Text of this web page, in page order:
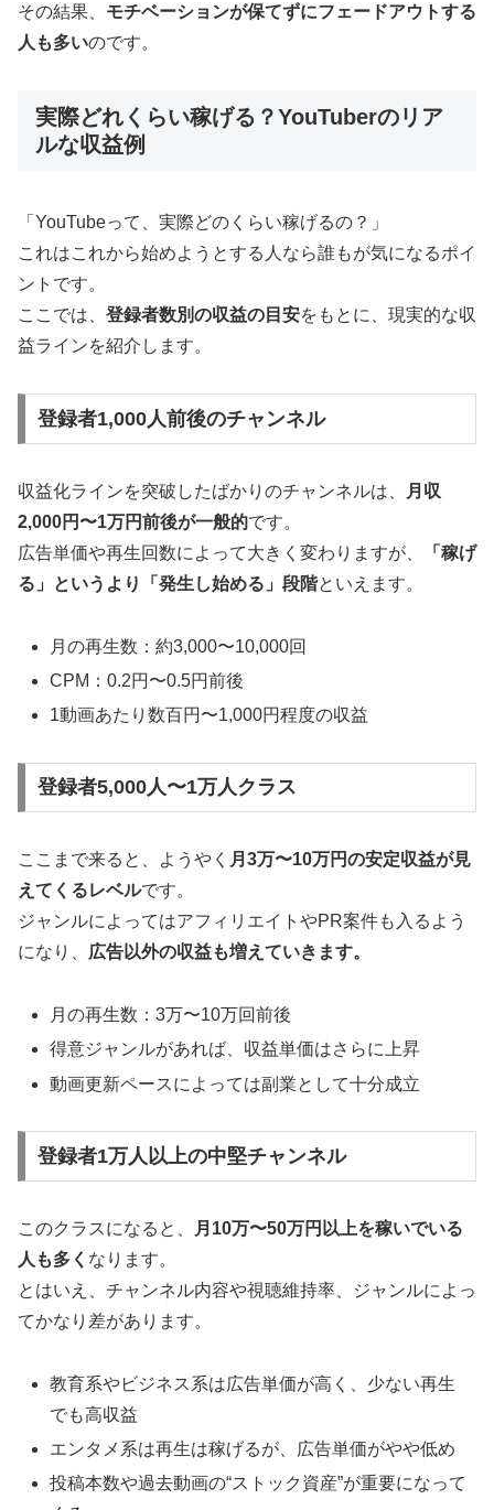
その結果、 モチベーションが保てずにフェードアウトする
人も多いのです。
実際どれくらい稼げる？YouTuberのリア
ルな収益例
「YouTubeって、実際どのくらい稼げるの？」
これはこれから始めようとする人なら誰もが気になるポイ
ントです。
ここでは、 登録者数別の収益の目安をもとに、現実的な収
益ラインを紹介します。
登録者1,000人前後のチャンネル
収益化ラインを突破したばかりのチャンネルは、
月収
2,000円〜1万円前後が一般的です。
広告単価や再生回数によって大きく変わりますが、
「稼げ
る」というより「発生し始める」段階といえます。
月の再生数：約3,000〜10,000回
CPM：0.2円〜0.5円前後
1動画あたり数百円〜1,000円程度の収益
登録者5,000人〜1万人クラス
ここまで来ると、ようやく 月3万〜10万円の安定収益が見
えてくるレベルです。
ジャンルによってはアフィリエイトやPR案件も入るよう
になり、 広告以外の収益も増えていきます。
月の再生数：3万〜10万回前後
得意ジャンルがあれば、収益単価はさらに上昇
動画更新ペースによっては副業として十分成立
登録者1万人以上の中堅チャンネル
このクラスになると、
月10万〜50万円以上を稼いでいる
人も多く なります。
とはいえ、チャンネル内容や視聴維持率、ジャンルによっ
てかなり差があります。
教育系やビジネス系は広告単価が高く、少ない再生
でも高収益
エンタメ系は再生は稼げるが、広告単価がやや低め
投稿本数や過去動画の“ストック資産”が重要になって